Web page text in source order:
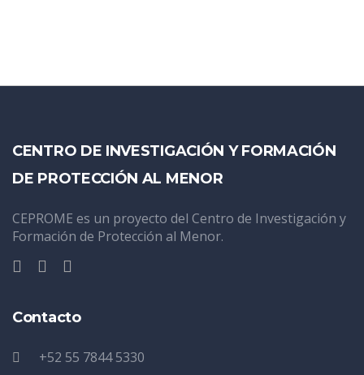
CENTRO DE INVESTIGACIÓN Y FORMACIÓN
DE PROTECCIÓN AL MENOR
CEPROME es un proyecto del Centro de Investigación y
Formación de Protección al Menor.
Contacto
+52 55 7844 5330